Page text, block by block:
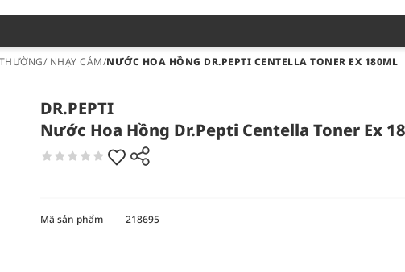
NHẠY CẢM/NƯỚC HOA HỒNG DR.PEPTI CENTELLA TONER EX 180ML
DR.PEPTI
Nước Hoa Hồng Dr.Pepti Centella Toner Ex
Mã sản phẩm 218695